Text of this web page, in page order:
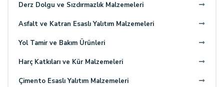
Derz Dolgu ve Sızdırmazlık Malzemeleri
Asfalt ve Katran Esaslı Yalıtım Malzemeleri
Yol Tamir ve Bakım Ürünleri
Harç Katkıları ve Kür Malzemeleri
Çimento Esaslı Yalıtım Malzemeleri